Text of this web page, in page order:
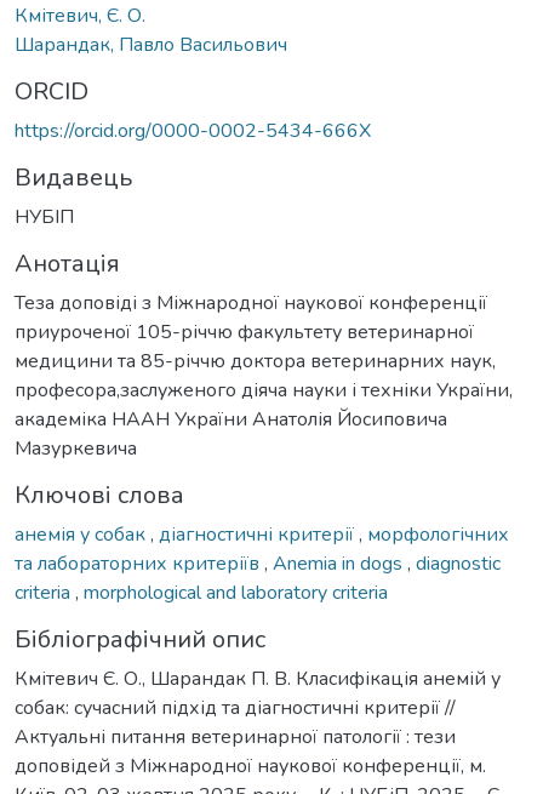
Кмітевич, Є. О.
Шарандак, Павло Васильович
ORCID
https://orcid.org/0000-0002-5434-666X
Видавець
НУБІП
Анотація
Теза доповіді з Міжнародної наукової конференції
приуроченої 105-річчю факультету ветеринарної
медицини та 85-річчю доктора ветеринарних наук,
професора,заслуженого діяча науки і техніки України,
академіка НААН України Анатолія Йосиповича
Мазуркевича
Ключові слова
анемія у собак, діагностичні критерії, морфологічних
та лабораторних критеріїв , Anemia in dogs , diagnostic
criteria , morphological and laboratory criteria
Бібліографічний опис
Кмітевич Є. О., Шарандак П. В. Класифікація анемій у
собак: сучасний підхід та діагностичні критерії //
Актуальні питання ветеринарної патології : тези
доповідей з Міжнародної наукової конференції, м.